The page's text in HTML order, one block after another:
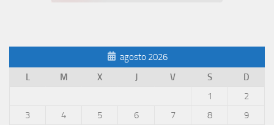
agosto 2026
L
M X J V S
D
1
2
3
4 5 6 7 8
9